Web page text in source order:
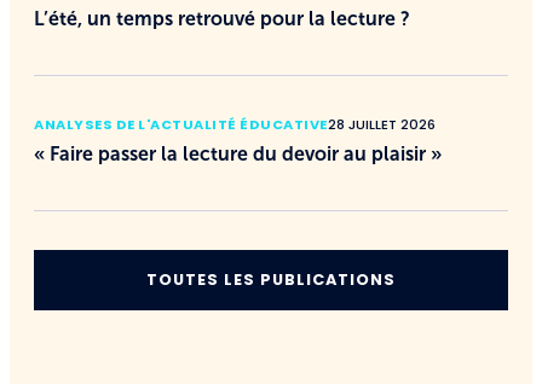
L’été, un temps retrouvé pour la lecture ?
ANALYSES DE L'ACTUALITÉ ÉDUCATIVE28 JUILLET 2026
« Faire passer la lecture du devoir au plaisir »
TOUTES LES PUBLICATIONS